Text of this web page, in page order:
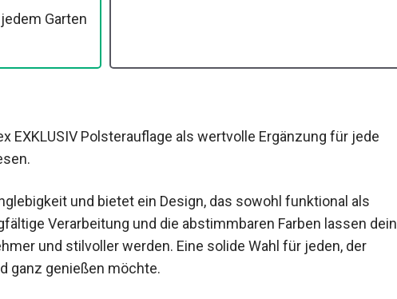
Garten
EXKLUSIV Polsterauflage als wertvolle Ergänzung für jede
und bietet ein Design, das sowohl funktional als
Verarbeitung und die abstimmbaren Farben lassen dein
und stilvoller werden. Eine solide Wahl für jeden, der
ganz genießen möchte.